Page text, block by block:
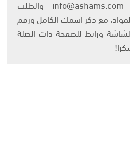
على العنوان التالي: info@ashams.com والطلب
مع ذكر اسمك الكامل ورقم
ورابط للصفحة ذات الصلة